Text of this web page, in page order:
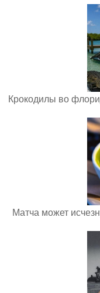
Крокодилы во
Матча может